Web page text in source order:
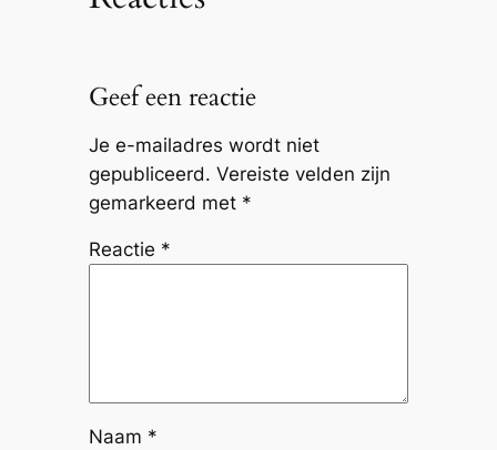
Geef een reactie
Je e-mailadres wordt niet
gepubliceerd. Vereiste velden zijn
gemarkeerd met *
Reactie *
Naam *